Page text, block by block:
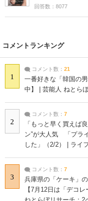
回答数：8077
コメントランキング
1
コメント数： 21
一番好きな「韓国の
中】 | 芸能人 ねとら
2
コメント数： 7
「もっと早く買えば
ン”が大人気 「プラ
した」（2/2） | ライ
3
コメント数： 7
兵庫県の「ケーキ」
【7月12日は「デコ